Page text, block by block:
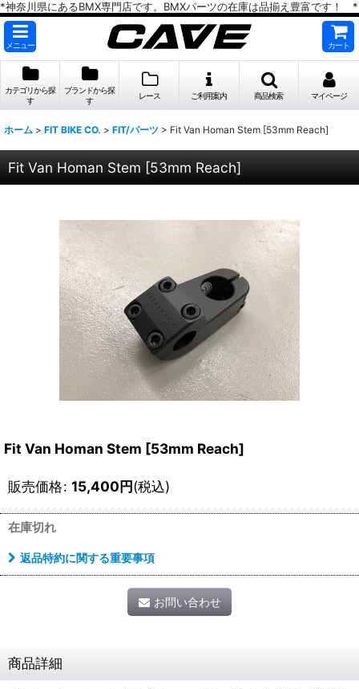
*神奈川県にあるBMX専門店です。BMXパーツの在庫は品揃え豊富です！ *
メニュー カート
カテゴリから探
す
ブランドから探
す
レース ご利用案内 商品検索 マイページ
ホーム > FIT BIKE CO. > FIT/パーツ > Fit Van Homan Stem [53mm Reach]
Fit Van Homan Stem [53mm Reach]
Fit Van Homan Stem [53mm Reach]
販売価格: 15,400円(税込)
在庫切れ
返品特約に関する重要事項
お問い合わせ
商品詳細